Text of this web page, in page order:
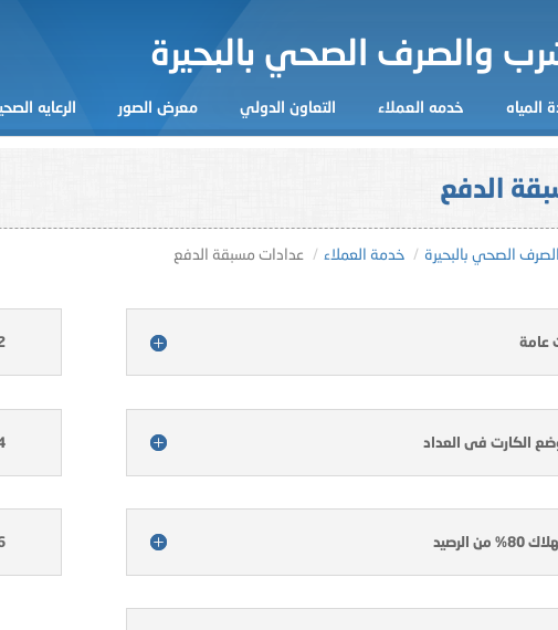
والصرف الصحي بالبحيرة
المياه خدمه العملاء التعاون الدولي معرض الصور الرعايه
الدفع
الصحي بالبحيرة خدمة العملاء عدادات مسبقة الدفع
2- فى
4 –
6 –